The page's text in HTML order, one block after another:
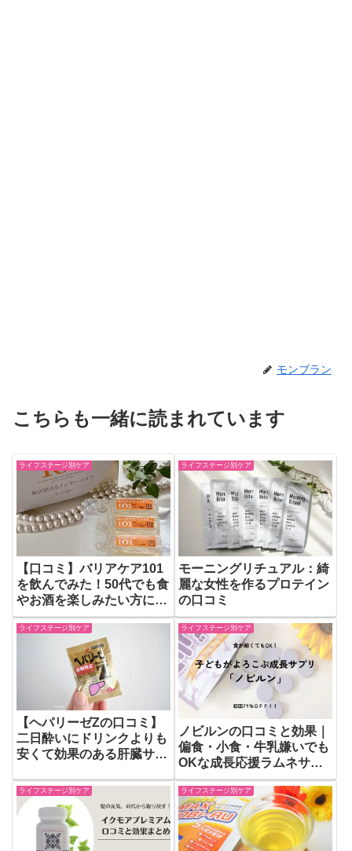
モンブラン
こちらも一緒に読まれています
ライフステージ別ケア
【口コミ】バリアケア101
を飲んでみた！50代でも食
やお酒を楽しみたい方にお
すすめ
ライフステージ別ケア
モーニングリチュアル：綺
麗な女性を作るプロテイン
の口コミ
ライフステージ別ケア
【ヘパリーゼZの口コミ】
二日酔いにドリンクよりも
安くて効果のある肝臓サプ
ライフステージ別ケア
ノビルンの口コミと効果｜
偏食・小食・牛乳嫌いでも
OKな成長応援ラムネサプ
リとは？
ライフステージ別ケア ライフステージ別ケア